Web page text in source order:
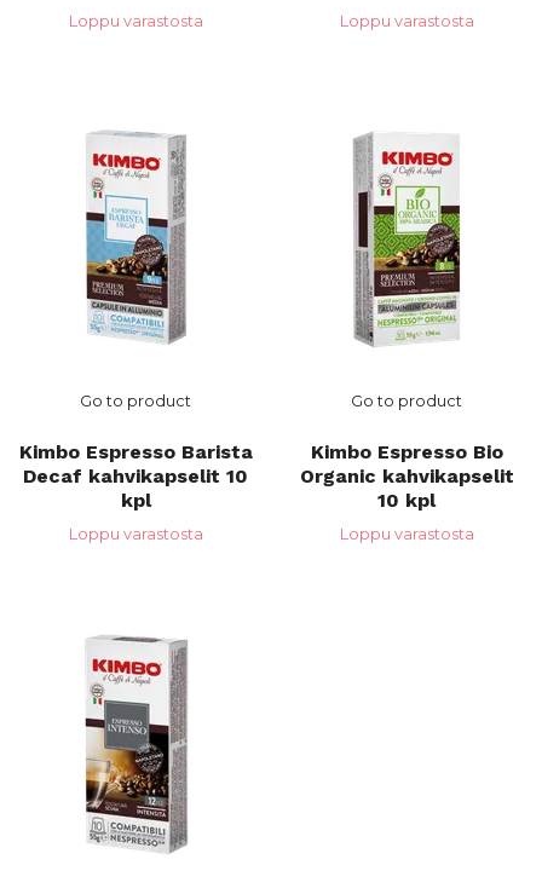
Loppu varastosta Loppu varastosta
Go to product
Kimbo Espresso Barista
Decaf kahvikapselit 10
kpl
Loppu varastosta
Go to product
Kimbo Espresso Bio
Organic kahvikapselit
10 kpl
Loppu varastosta